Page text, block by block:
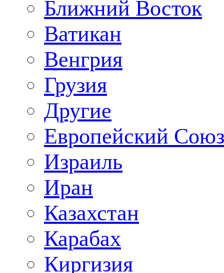
Ближний Восток
Ватикан
Венгрия
Грузия
Другие
Европейский Союз
Израиль
Иран
Казахстан
Карабах
Киргизия